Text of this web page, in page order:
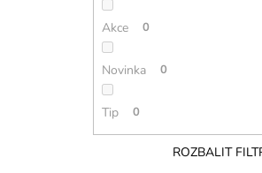
Akce 0
Novinka 0
Tip 0
ROZBALIT